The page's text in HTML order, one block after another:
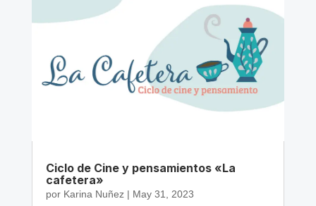
Ciclo de Cine y pensamientos «La
cafetera»
por Karina Nuñez| May 31, 2023